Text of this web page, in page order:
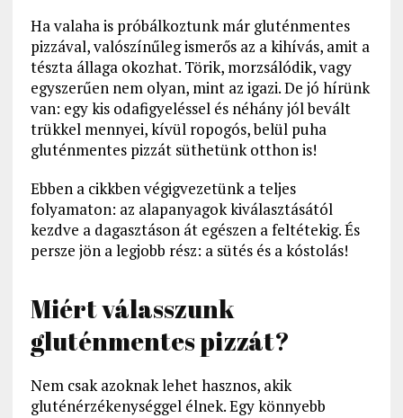
Ha valaha is próbálkoztunk már gluténmentes
pizzával, valószínűleg ismerős az a kihívás, amit a
tészta állaga okozhat. Törik, morzsálódik, vagy
egyszerűen nem olyan, mint az igazi. De jó hírünk
van: egy kis odafigyeléssel és néhány jól bevált
trükkel mennyei, kívül ropogós, belül puha
gluténmentes pizzát süthetünk otthon is!
Ebben a cikkben végigvezetünk a teljes
folyamaton: az alapanyagok kiválasztásától
kezdve a dagasztáson át egészen a feltétekig. És
persze jön a legjobb rész: a sütés és a kóstolás!
Miért válasszunk
gluténmentes pizzát?
Nem csak azoknak lehet hasznos, akik
gluténérzékenységgel élnek. Egy könnyebb